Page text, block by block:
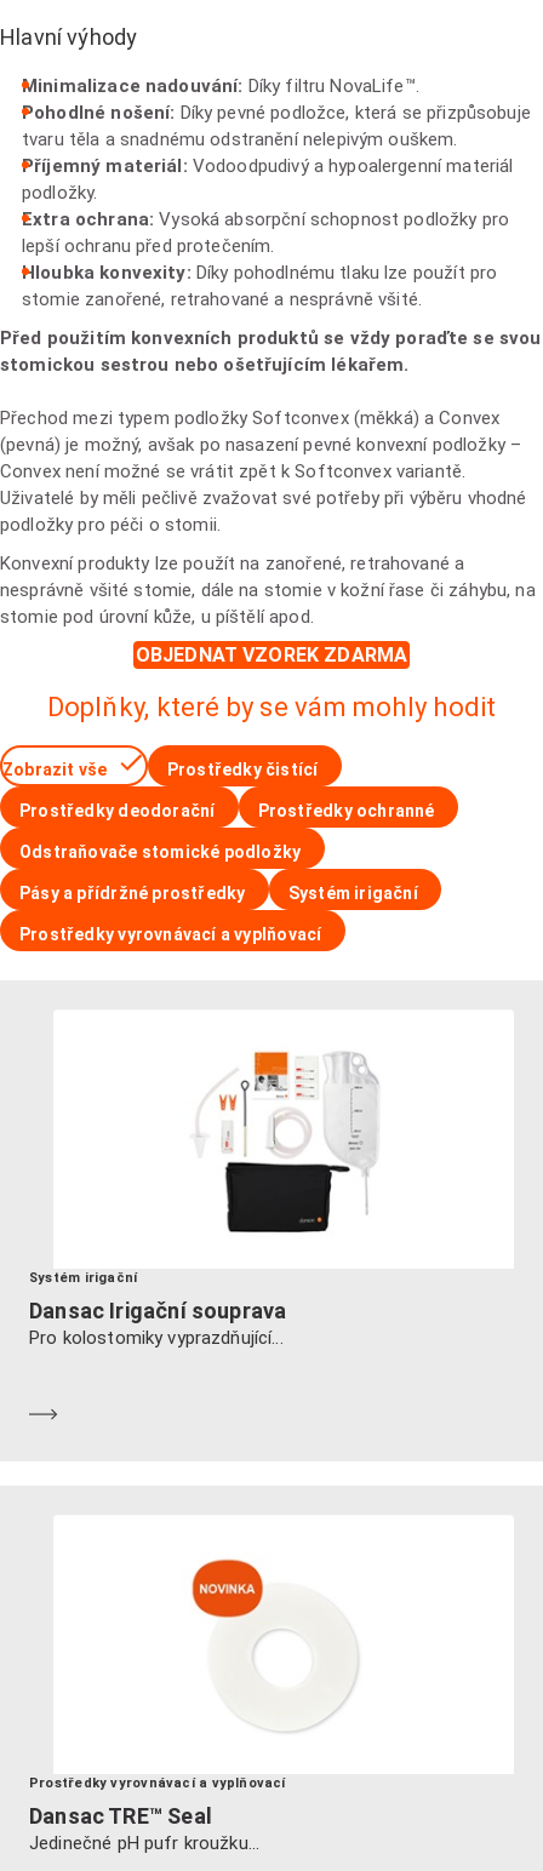
Hlavní výhody
Minimalizace nadouvání: Díky filtru NovaLife™.
Pohodlné nošení: Díky pevné podložce, která se přizpůsobuje
tvaru těla a snadnému odstranění nelepivým ouškem.
Příjemný materiál: Vodoodpudivý a hypoalergenní materiál
podložky.
Extra ochrana: Vysoká absorpční schopnost podložky pro
lepší ochranu před protečením.
Hloubka konvexity: Díky pohodlnému tlaku lze použít pro
stomie zanořené, retrahované a nesprávně všité.
Před použitím konvexních produktů se vždy poraďte se svou
stomickou sestrou nebo ošetřujícím lékařem.
Přechod mezi typem podložky Softconvex (měkká) a Convex
(pevná) je možný, avšak po nasazení pevné konvexní podložky –
Convex není možné se vrátit zpět k Softconvex variantě.
Uživatelé by měli pečlivě zvažovat své potřeby při výběru vhodné
podložky pro péči o stomii.
Konvexní produkty lze použít na zanořené, retrahované a
nesprávně všité stomie, dále na stomie v kožní řase či záhybu, na
stomie pod úrovní kůže, u píštělí apod.
OBJEDNAT VZOREK ZDARMA
Doplňky, které by se vám mohly hodit
Zobrazit vše Prostředky čistící
Prostředky deodorační Prostředky ochranné
Odstraňovače stomické podložky
Pásy a přídržné prostředky Systém irigační
Prostředky vyrovnávací a vyplňovací
Systém irigační
Dansac Irigační souprava
Pro kolostomiky vyprazdňující...
Prostředky vyrovnávací a vyplňovací
Dansac TRE™ Seal
Jedinečné pH pufr kroužku...